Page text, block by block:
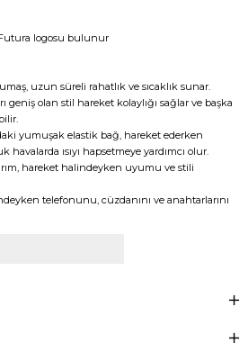
logosu bulunur
uzun süreli rahatlık ve sıcaklık sunar.
geniş olan stil hareket kolaylığı sağlar ve başka
yumuşak elastik bağ, hareket ederken
ısıyı hapsetmeye yardımcı olur.
hareket halindeyken uyumu ve stili
telefonunu, cüzdanını ve anahtarlarını